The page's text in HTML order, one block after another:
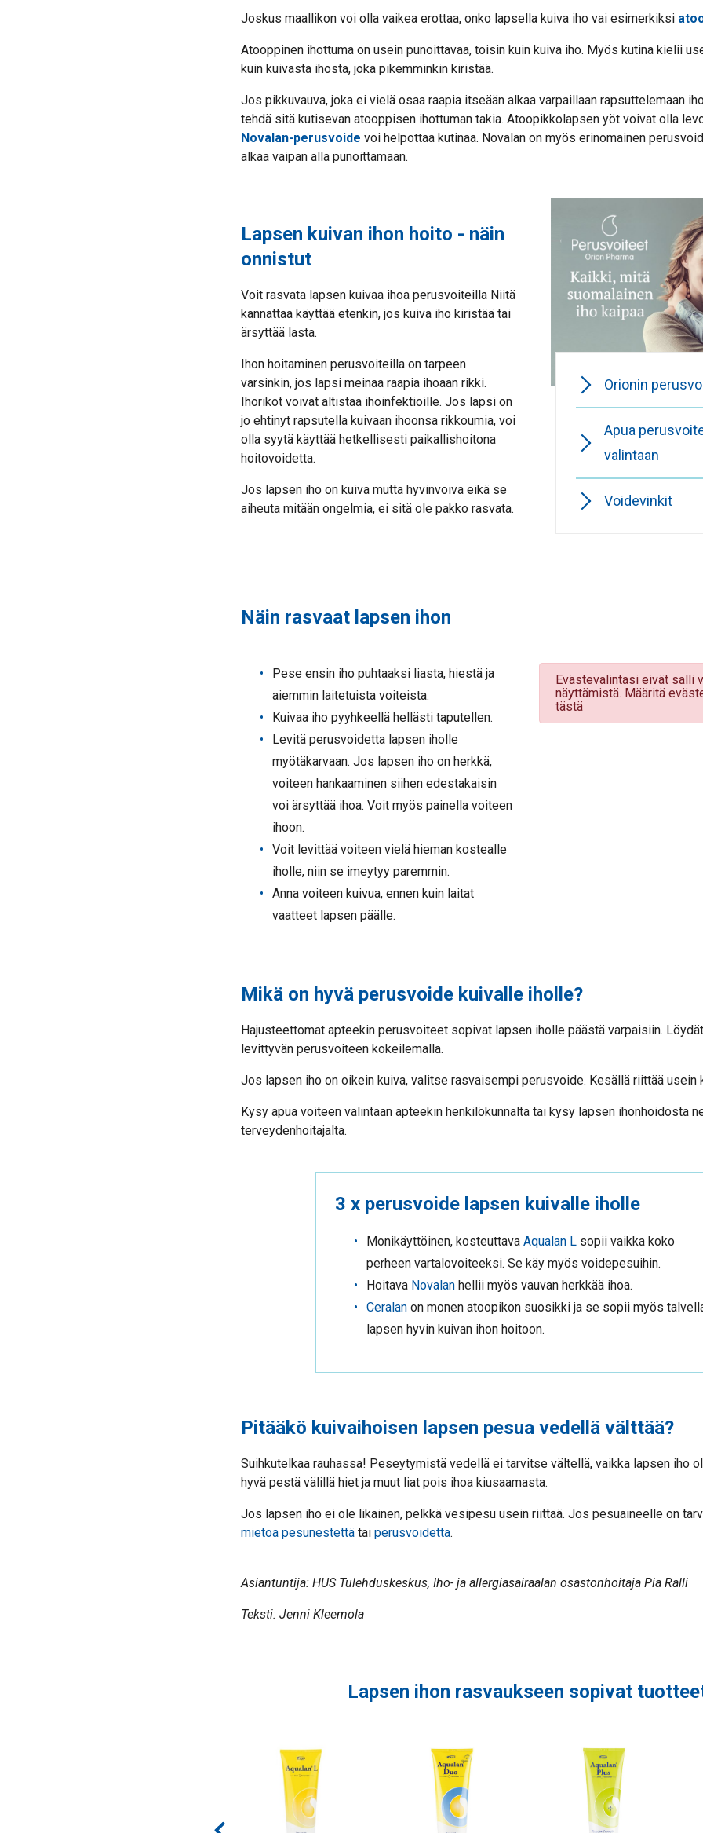
Joskus maallikon voi olla vaikea erottaa, onko lapsella kuiva iho vai esimerkiksi
Atooppinen ihottuma on usein punoittavaa, toisin kuin kuiva iho. Myös kutina kielii
kuin kuivasta ihosta, joka pikemminkin kiristää.
Jos pikkuvauva, joka ei vielä osaa raapia itseään alkaa varpaillaan rapsuttelemaan
tehdä sitä kutisevan atooppisen ihottuman takia. Atoopikkolapsen yöt voivat olla
Novalan-perusvoide voi helpottaa kutinaa. Novalan on myös erinomainen
alkaa vaipan alla punoittamaan.
Lapsen kuivan ihon hoito - näin
onnistut
Voit rasvata lapsen kuivaa ihoa perusvoiteilla Niitä
kannattaa käyttää etenkin, jos kuiva iho kiristää tai
ärsyttää lasta.
Ihon hoitaminen perusvoiteilla on tarpeen
varsinkin, jos lapsi meinaa raapia ihoaan rikki.
Ihorikot voivat altistaa ihoinfektioille. Jos lapsi on
jo ehtinyt rapsutella kuivaan ihoonsa rikkoumia, voi
olla syytä käyttää hetkellisesti paikallishoitona
hoitovoidetta.
Jos lapsen iho on kuiva mutta hyvinvoiva eikä se
aiheuta mitään ongelmia, ei sitä ole pakko rasvata.
Orionin
Apua
valintaan
Voidevinkit
Näin rasvaat lapsen ihon
Pese ensin iho puhtaaksi liasta, hiestä ja
aiemmin laitetuista voiteista.
Kuivaa iho pyyhkeellä hellästi taputellen.
Levitä perusvoidetta lapsen iholle
myötäkarvaan. Jos lapsen iho on herkkä,
voiteen hankaaminen siihen edestakaisin
voi ärsyttää ihoa. Voit myös painella voiteen
ihoon.
Voit levittää voiteen vielä hieman kostealle
iholle, niin se imeytyy paremmin.
Anna voiteen kuivua, ennen kuin laitat
vaatteet lapsen päälle.
Evästevalintasi eivät salli
näyttämistä. Määritä
tästä
Mikä on hyvä perusvoide kuivalle iholle?
Hajusteettomat apteekin perusvoiteet sopivat lapsen iholle päästä varpaisiin.
levittyvän perusvoiteen kokeilemalla.
Jos lapsen iho on oikein kuiva, valitse rasvaisempi perusvoide. Kesällä riittää usein
Kysy apua voiteen valintaan apteekin henkilökunnalta tai kysy lapsen ihonhoidosta
terveydenhoitajalta.
3 x perusvoide lapsen kuivalle iholle
Monikäyttöinen, kosteuttava Aqualan L sopii vaikka koko
perheen vartalovoiteeksi. Se käy myös voidepesuihin.
Hoitava Novalan hellii myös vauvan herkkää ihoa.
Ceralan on monen atoopikon suosikki ja se sopii myös
lapsen hyvin kuivan ihon hoitoon.
Pitääkö kuivaihoisen lapsen pesua vedellä välttää?
Suihkutelkaa rauhassa! Peseytymistä vedellä ei tarvitse vältellä, vaikka lapsen iho
hyvä pestä välillä hiet ja muut liat pois ihoa kiusaamasta.
Jos lapsen iho ei ole likainen, pelkkä vesipesu usein riittää. Jos pesuaineelle on
mietoa pesunestettä tai perusvoidetta.
Asiantuntija: HUS Tulehduskeskus, Iho- ja allergiasairaalan osastonhoitaja Pia Ralli
Teksti: Jenni Kleemola
Lapsen ihon rasvaukseen sopivat